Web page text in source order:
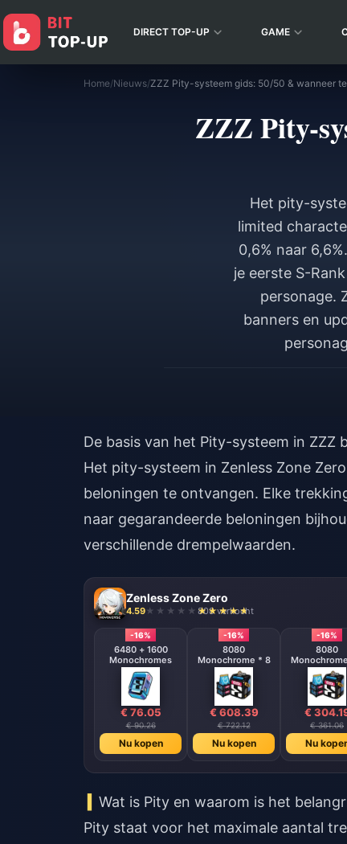
DIRECT TOP-UP GAME
Home/Nieuws/ZZZ Pity-systeem gids: 50/50 & wanneer
ZZZ Pity-
Het pity-
limited
0,6% naar
je eerste S-
personage.
banners en
De basis van het Pity-systeem in ZZZ
Het pity-systeem in Zenless Zone
beloningen te ontvangen. Elke
naar gegarandeerde beloningen
verschillende drempelwaarden.
Zenless Zone Zero
4.59 808 verkocht
-16%
6480 + 1600
Monochromes
€ 76.05
€ 90.26
Nu kopen
-16%
8080
Monochrome * 8
€ 608.39
€ 722.12
Nu kopen
-16%
8080
€
€ 361.06
Nu
Wat is Pity en waarom is het
Pity staat voor het maximale aantal